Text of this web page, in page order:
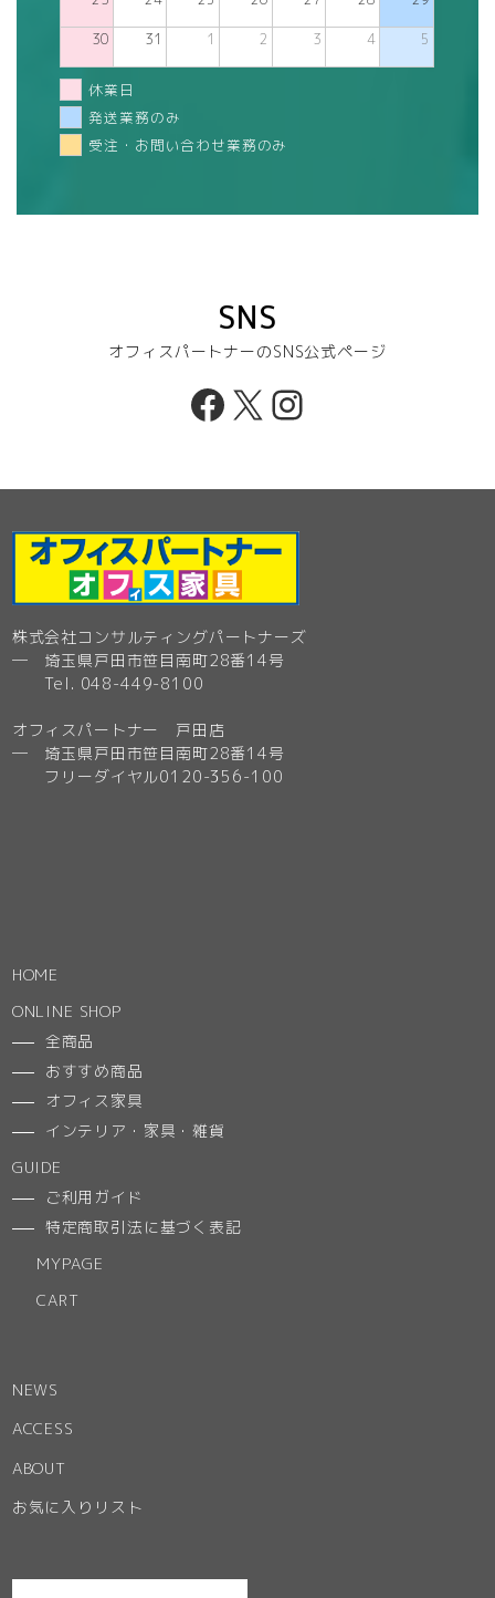
30 31 1 2 3 4 5
休業日
発送業務のみ
受注・お問い合わせ業務のみ
SNS
オフィスパートナーのSNS公式ページ
Facebook
X Instagram
株式会社コンサルティングパートナーズ
─ 埼玉県戸田市笹目南町28番14号
Tel. 048-449-8100
オフィスパートナー 戸田店
─ 埼玉県戸田市笹目南町28番14号
フリーダイヤル0120-356-100
HOME
ONLINE SHOP
全商品
おすすめ商品
オフィス家具
インテリア・家具・雑貨
GUIDE
ご利用ガイド
特定商取引法に基づく表記
MYPAGE
CART
NEWS
ACCESS
ABOUT
お気に入りリスト